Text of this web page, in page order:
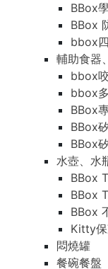
BBox
BBox
bbox
輔助食器
bbox
bbox
BBox
BBox
BBox
水壺、水
BBox
BBox
BBox
Kitty
悶燒罐
餐碗餐盤